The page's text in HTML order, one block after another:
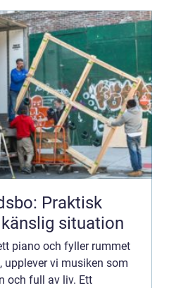
Praktisk
situation
piano och fyller rummet
upplever vi musiken som
och full av liv. Ett